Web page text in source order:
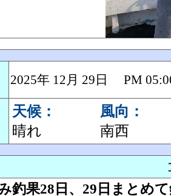
2025年 12月 29日 PM
天候：
晴れ
風向：
南西
釣果28日、29日まとめ